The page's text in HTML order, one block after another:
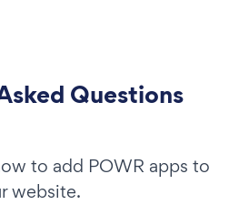
Questions
to add POWR apps to
website.